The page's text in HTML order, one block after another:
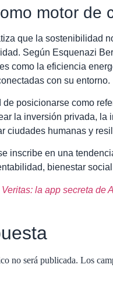
motor de
que la sostenibilidad
Según Esquenazi
como la eficiencia
con su entorno.
de posicionarse como
la inversión privada,
ciudades humanas y
inscribe en una
bienestar
Veritas: la app secreta de
no será publicada. Los